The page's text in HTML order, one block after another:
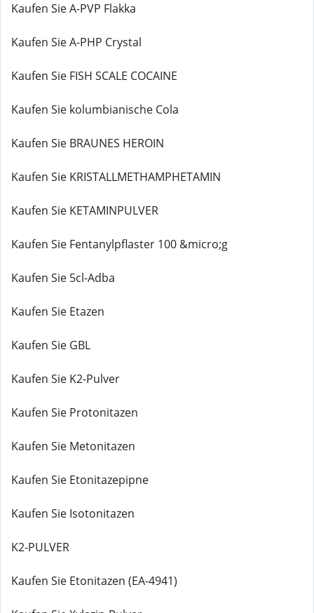
Kaufen Sie A-PVP Flakka
Kaufen Sie A-PHP Crystal
Kaufen Sie FISH SCALE COCAINE
Kaufen Sie kolumbianische Cola
Kaufen Sie BRAUNES HEROIN
Kaufen Sie KRISTALLMETHAMPHETAMIN
Kaufen Sie KETAMINPULVER
Kaufen Sie Fentanylpflaster 100 &micro;g
Kaufen Sie 5cl-Adba
Kaufen Sie Etazen
Kaufen Sie GBL
Kaufen Sie K2-Pulver
Kaufen Sie Protonitazen
Kaufen Sie Metonitazen
Kaufen Sie Etonitazepipne
Kaufen Sie Isotonitazen
K2-PULVER
Kaufen Sie Etonitazen (EA-4941)